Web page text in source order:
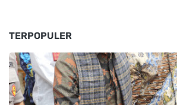
TERPOPULER